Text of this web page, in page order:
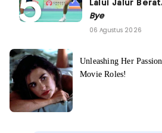
Lalui Jalur
Bye
06 Agustus 2026